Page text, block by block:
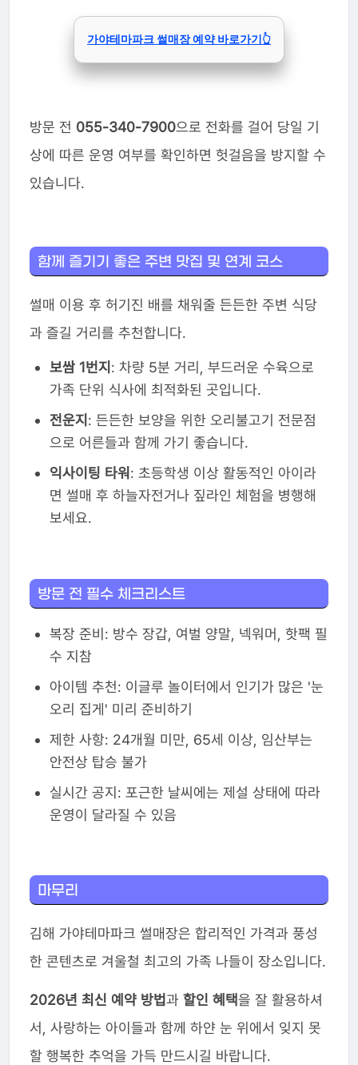
가야테마파크 썰매장 예약 바로가기👆
방문 전 055-340-7900으로 전화를 걸어 당일 기
상에 따른 운영 여부를 확인하면 헛걸음을 방지할 수
있습니다.
함께 즐기기 좋은 주변 맛집 및 연계 코스
썰매 이용 후 허기진 배를 채워줄 든든한 주변 식당
과 즐길 거리를 추천합니다.
보쌈 1번지 : 차량 5분 거리, 부드러운 수육으로
가족 단위 식사에 최적화된 곳입니다.
전운지 : 든든한 보양을 위한 오리불고기 전문점
으로 어른들과 함께 가기 좋습니다.
익사이팅 타워: 초등학생 이상 활동적인 아이라
면 썰매 후 하늘자전거나 짚라인 체험을 병행해
보세요.
방문 전 필수 체크리스트
복장 준비: 방수 장갑, 여벌 양말, 넥워머, 핫팩 필
수 지참
아이템 추천: 이글루 놀이터에서 인기가 많은 '눈
오리 집게' 미리 준비하기
제한 사항: 24개월 미만, 65세 이상, 임산부는
안전상 탑승 불가
실시간 공지: 포근한 날씨에는 제설 상태에 따라
운영이 달라질 수 있음
마무리
김해 가야테마파크 썰매장은 합리적인 가격과 풍성
한 콘텐츠로 겨울철 최고의 가족 나들이 장소입니다.
2026년 최신 예약 방법과 할인 혜택을 잘 활용하셔
서, 사랑하는 아이들과 함께 하얀 눈 위에서 잊지 못
할 행복한 추억을 가득 만드시길 바랍니다.